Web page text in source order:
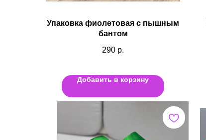
Упаковка фиолетовая с пышным
бантом
290 р.
Добавить в корзину